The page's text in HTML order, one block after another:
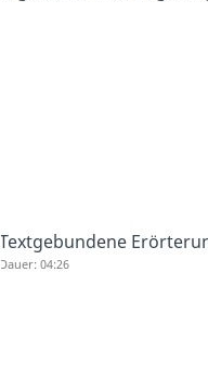
Textgebundene
Dauer: 04:26